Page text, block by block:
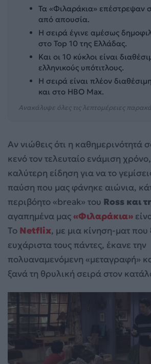
Τα «Φιλαράκια» επέστρεψαν
από απουσία.
Η σειρά έγινε αμέσως
στο Top 10 της Ελλάδας.
Και οι 10 κύκλοι είναι
ελληνικούς υπότιτλους.
Η σειρά είναι πλέον
και στο HBO Max.
Ανακάλυψε όλες τις λεπτομέρειες
Αν νιώθεις ότι η καθημερινότητά
κενό τον τελευταίο ενάμιση
καλύτερη είδηση για να το
παύση που μας φάνηκε αιώνια,
περιβόητο «break» του Ross και
αγαπημένα μας«Φιλαράκια»
Το Netflix, με μια κίνηση-ματ που
ευχάριστα τους πάντες, έκανε την
πολυαναμενόμενη «μεταγραφή»
ξανά τη θρυλική σειρά στον